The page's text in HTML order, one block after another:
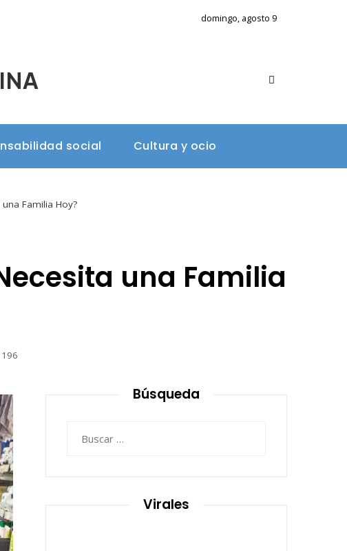
domingo, agosto 9
social Cultura y ocio
Familia Hoy?
una Familia
196
Búsqueda
Virales